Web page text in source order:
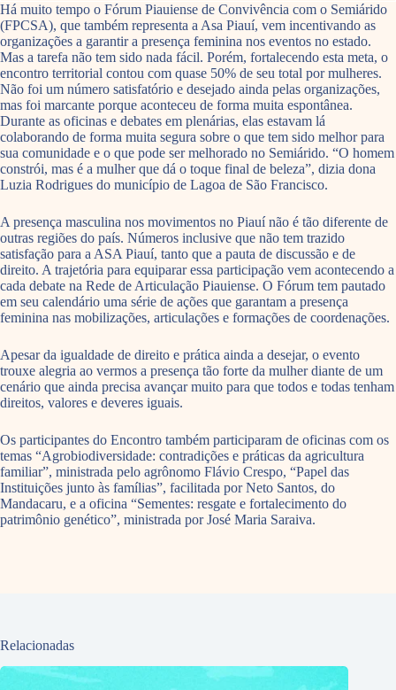
Há muito tempo o Fórum Piauiense de Convivência com o Semiárido
(FPCSA), que também representa a Asa Piauí, vem incentivando as
organizações a garantir a presença feminina nos eventos no estado.
Mas a tarefa não tem sido nada fácil. Porém, fortalecendo esta meta, o
encontro territorial contou com quase 50% de seu total por mulheres.
Não foi um número satisfatório e desejado ainda pelas organizações,
mas foi marcante porque aconteceu de forma muita espontânea.
Durante as oficinas e debates em plenárias, elas estavam lá
colaborando de forma muita segura sobre o que tem sido melhor para
sua comunidade e o que pode ser melhorado no Semiárido. “O homem
constrói, mas é a mulher que dá o toque final de beleza”, dizia dona
Luzia Rodrigues do município de Lagoa de São Francisco.
A presença masculina nos movimentos no Piauí não é tão diferente de
outras regiões do país. Números inclusive que não tem trazido
satisfação para a ASA Piauí, tanto que a pauta de discussão e de
direito. A trajetória para equiparar essa participação vem acontecendo a
cada debate na Rede de Articulação Piauiense. O Fórum tem pautado
em seu calendário uma série de ações que garantam a presença
feminina nas mobilizações, articulações e formações de coordenações.
Apesar da igualdade de direito e prática ainda a desejar, o evento
trouxe alegria ao vermos a presença tão forte da mulher diante de um
cenário que ainda precisa avançar muito para que todos e todas tenham
direitos, valores e deveres iguais.
Os participantes do Encontro também participaram de oficinas com os
temas “Agrobiodiversidade: contradições e práticas da agricultura
familiar”, ministrada pelo agrônomo Flávio Crespo, “Papel das
Instituições junto às famílias”, facilitada por Neto Santos, do
Mandacaru, e a oficina “Sementes: resgate e fortalecimento do
patrimônio genético”, ministrada por José Maria Saraiva.
Relacionadas